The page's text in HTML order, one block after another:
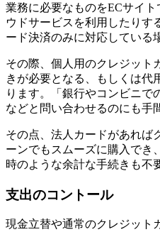
業務に必要なものをECサイ
ウドサービスを利用したりす
ード決済のみに対応している
その際、個人用のクレジット
きが必要となる、もしくは代
ります。「銀行やコンビニで
などと問い合わせるのにも手
その点、法人カードがあれば
ーンでもスムーズに購入でき
時のような余計な手続きも不
支出のコントール
現金立替や通常のクレジット